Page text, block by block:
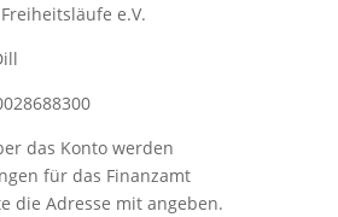
e.V.
das Konto werden
für das Finanzamt
die Adresse mit angeben.